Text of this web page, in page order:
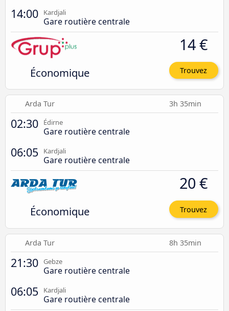
14:00 Kardjali
Gare routière centrale
Économique
14 €
Trouvez
Arda Tur 3h 35min
02:30 Édirne
Gare routière centrale
06:05 Kardjali
Gare routière centrale
Économique
20 €
Trouvez
Arda Tur 8h 35min
21:30 Gebze
Gare routière centrale
06:05 Kardjali
Gare routière centrale